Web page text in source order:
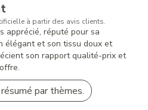
à partir des avis clients.
apprécié, réputé pour sa
élégant et son tissu doux et
son rapport qualité-prix et
par thèmes.